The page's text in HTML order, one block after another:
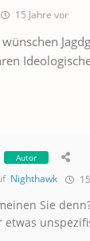
15 Jahre vor
Autor
Nighthawk
Sie